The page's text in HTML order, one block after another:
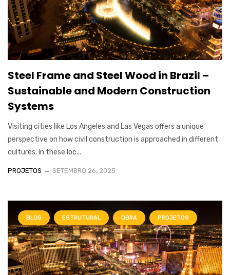
Steel Frame and Steel Wood in Brazil –
Sustainable and Modern Construction
Systems
Visiting cities like Los Angeles and Las Vegas offers a unique
perspective on how civil construction is approached in different
cultures. In these loc...
PROJETOS SETEMBRO 26, 2025
BLOG ESTRUTURAL OBRA PROJETOS